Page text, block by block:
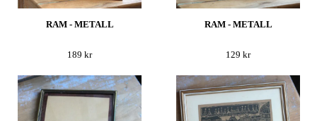
RAM - METALL
189 kr
RAM - METALL
129 kr